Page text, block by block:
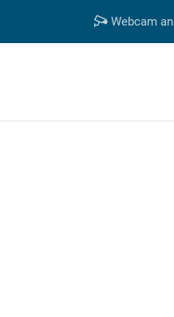
Webcam